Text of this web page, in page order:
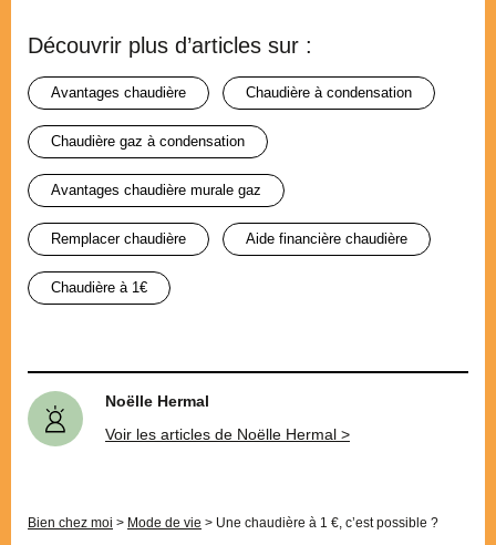
Découvrir plus d’articles sur :
avantages chaudière chaudière à condensation
chaudière gaz à condensation
avantages chaudière murale gaz
remplacer chaudière aide financière chaudière
chaudière à 1€
Noëlle Hermal
Voir les articles de Noëlle Hermal >
Bien chez moi > Mode de vie > Une chaudière à 1 €, c’est possible ?